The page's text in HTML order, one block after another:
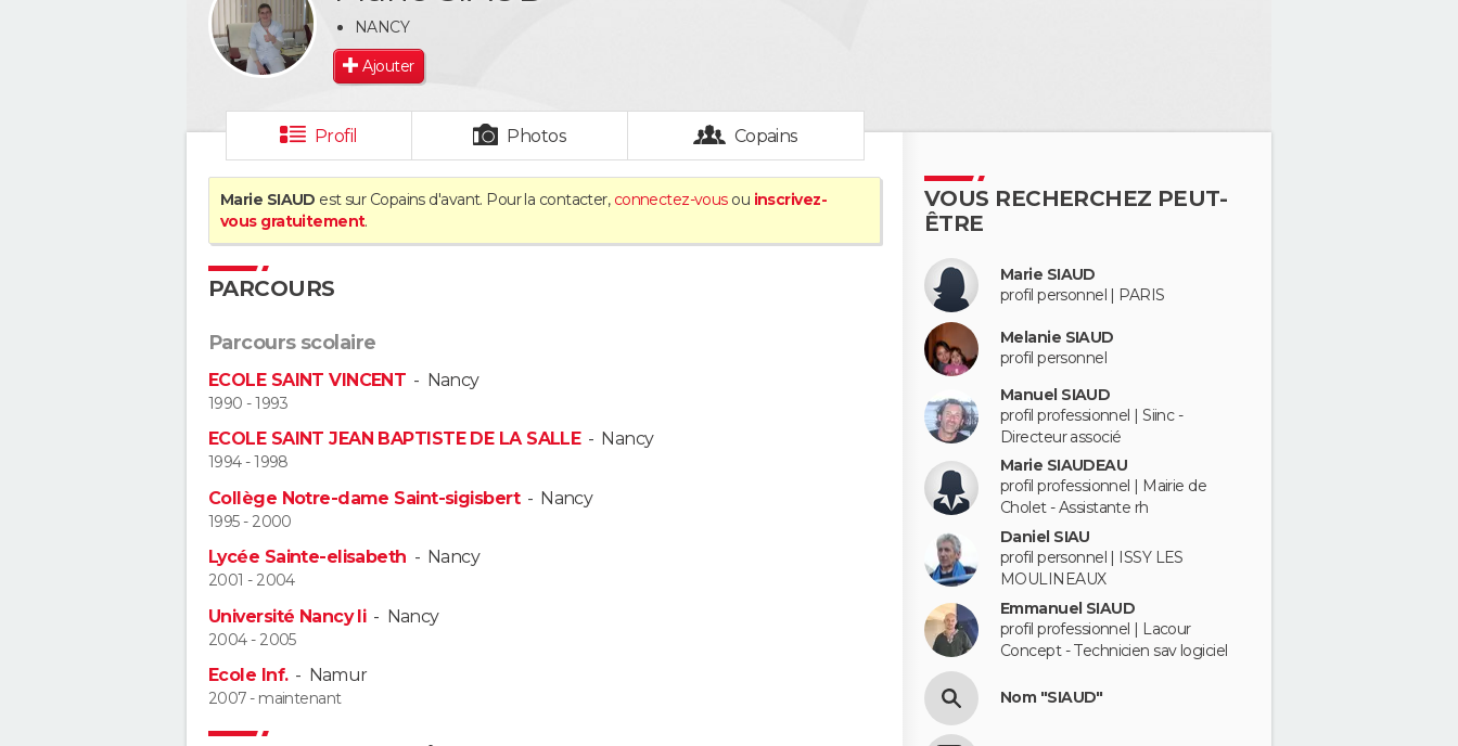
NANCY
Ajouter
Profil Photos Copains
Marie SIAUD est sur Copains d'avant. Pour la contacter, connectez-vousou inscrivez-
vous gratuitement.
PARCOURS
Parcours scolaire
ECOLE SAINT VINCENT - Nancy
1990 - 1993
ECOLE SAINT JEAN BAPTISTE DE LA SALLE- Nancy
1994 - 1998
Collège Notre-dame Saint-sigisbert- Nancy
1995 - 2000
Lycée Sainte-elisabeth - Nancy
2001 - 2004
Université Nancy Ii- Nancy
2004 - 2005
Ecole Inf.- Namur
2007 - maintenant
VOUS RECHERCHEZ PEUT-
ÊTRE
Marie SIAUD
profil personnel | PARIS
Melanie SIAUD
profil personnel
Manuel SIAUD
profil professionnel | Siinc -
Directeur associé
Marie SIAUDEAU
profil professionnel | Mairie de
Cholet - Assistante rh
Daniel SIAU
profil personnel | ISSY LES
MOULINEAUX
Emmanuel SIAUD
profil professionnel | Lacour
Concept - Technicien sav logiciel
Nom "SIAUD"